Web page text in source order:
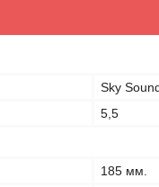
Sky
5,5
185 мм.